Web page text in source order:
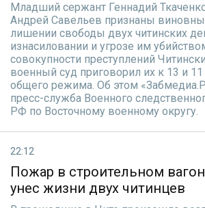
Младший сержант Геннадий
Андрей Савельев признаны
лишении свободы двух читинских
изнасиловании и угрозе им
совокупности преступлений
военный суд приговорил их к 13 и
общего режима. Об этом
пресс-служба Военного
РФ по Восточному военному округу.
22:12
Пожар в строительном
унес жизни двух читинцев